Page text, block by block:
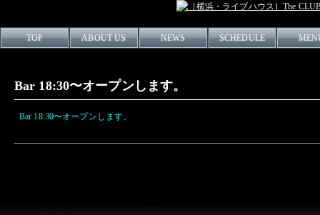
TOP ABOUT US NEWS SCHEDULE
Bar 18:30〜オープンします。
Bar 18:30〜オープンします。